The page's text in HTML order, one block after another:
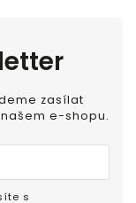
zasílat
e-shopu.